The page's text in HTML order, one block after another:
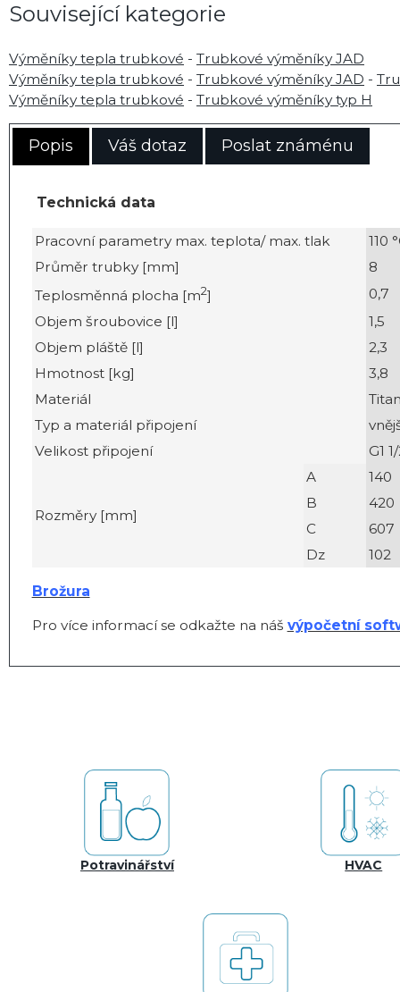
Související kategorie
Výměníky tepla trubkové - Trubkové výměníky JAD
Výměníky tepla trubkové - Trubkové výměníky JAD -
Výměníky tepla trubkové - Trubkové výměníky typ H
Popis Váš dotaz Poslat známénu
Technická data
Pracovní parametry max. teplota/ max. tlak
110
Průměr trubky [mm]
8
Teplosměnná plocha [m2]
0,7
Objem šroubovice [l]
1,5
Objem pláště [l]
2,3
Hmotnost [kg]
3,8
Materiál
Typ a materiál připojení
Velikost připojení
G1
Rozměry [mm]
A
140
B
420
C
607
Dz
102
Brožura
Pro více informací se odkažte na náš výpočetní
Potravinářství HVAC